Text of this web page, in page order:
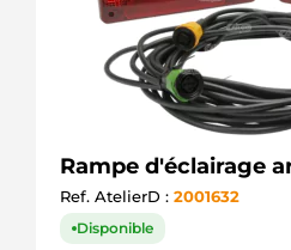
Rampe d'éclairage
Ref. AtelierD : 2001632
Disponible